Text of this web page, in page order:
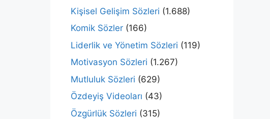
Kişisel Gelişim Sözleri (1.688)
Komik Sözler (166)
Liderlik ve Yönetim Sözleri (119)
Motivasyon Sözleri (1.267)
Mutluluk Sözleri (629)
Özdeyiş Videoları (43)
Özgürlük Sözleri (315)